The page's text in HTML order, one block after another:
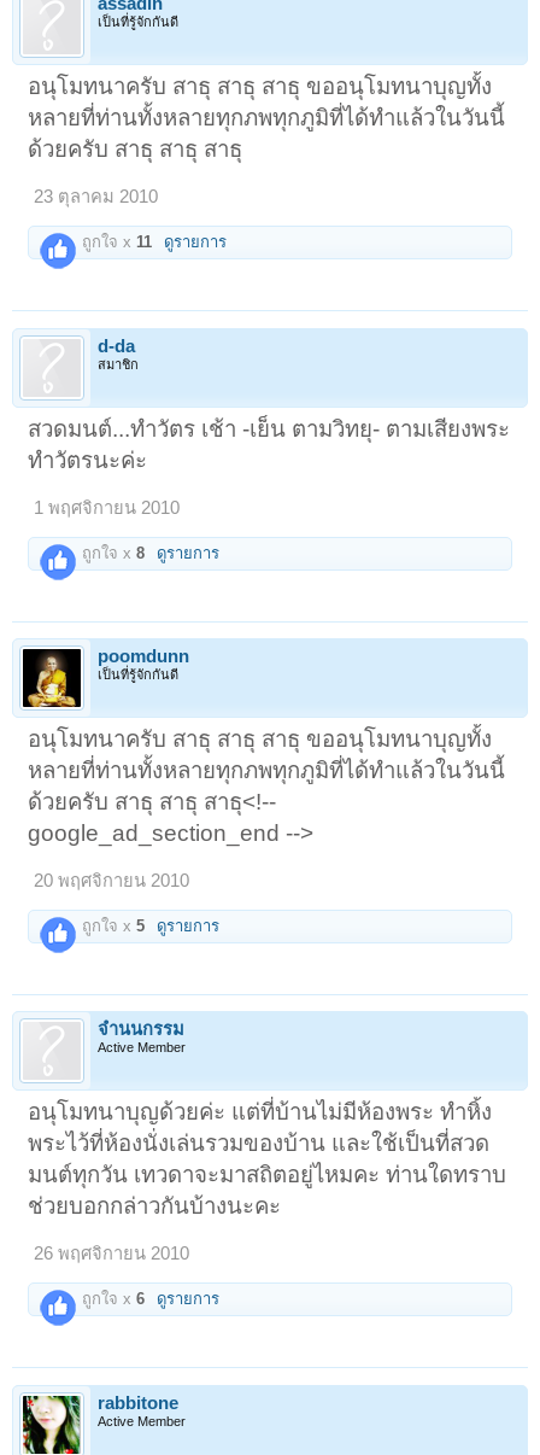
assadin
เป็นที่รู้จักกันดี
อนุโมทนาครับ สาธุ สาธุ สาธุ ขออนุโมทนาบุญทั้ง
หลายที่ท่านทั้งหลายทุกภพทุกภูมิที่ได้ทำแล้วในวันนี้
ด้วยครับ สาธุ สาธุ สาธุ
23 ตุลาคม 2010
ถูกใจ x11 ดูรายการ
d-da
สมาชิก
สวดมนต์...ทำวัตร เช้า -เย็น ตามวิทยุ- ตามเสียงพระ
ทำวัตรนะค่ะ
1 พฤศจิกายน 2010
ถูกใจ x8 ดูรายการ
poomdunn
เป็นที่รู้จักกันดี
อนุโมทนาครับ สาธุ สาธุ สาธุ ขออนุโมทนาบุญทั้ง
หลายที่ท่านทั้งหลายทุกภพทุกภูมิที่ได้ทำแล้วในวันนี้
ด้วยครับ สาธุ สาธุ สาธุ<!--
google_ad_section_end -->
20 พฤศจิกายน 2010
ถูกใจ x5 ดูรายการ
จำนนกรรม
Active Member
อนุโมทนาบุญด้วยค่ะ แต่ที่บ้านไม่มีห้องพระ ทำหิ้ง
พระไว้ที่ห้องนั่งเล่นรวมของบ้าน และใช้เป็นที่สวด
มนต์ทุกวัน เทวดาจะมาสถิตอยู่ไหมคะ ท่านใดทราบ
ช่วยบอกกล่าวกันบ้างนะคะ
26 พฤศจิกายน 2010
ถูกใจ x6 ดูรายการ
rabbitone
Active Member